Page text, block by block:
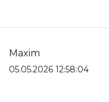
Maxim
05.05.2026 12:58:04